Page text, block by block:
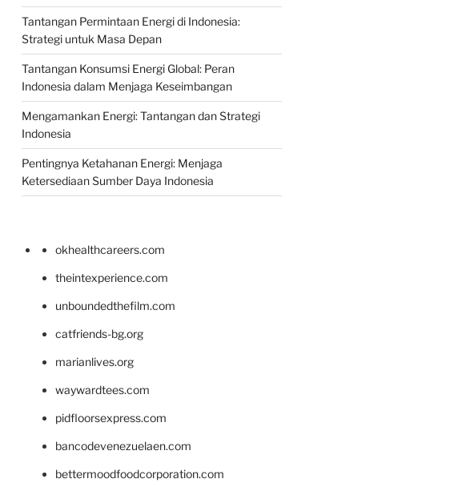
Tantangan Permintaan Energi di Indonesia:
Strategi untuk Masa Depan
Tantangan Konsumsi Energi Global: Peran
Indonesia dalam Menjaga Keseimbangan
Mengamankan Energi: Tantangan dan Strategi
Indonesia
Pentingnya Ketahanan Energi: Menjaga
Ketersediaan Sumber Daya Indonesia
okhealthcareers.com
theintexperience.com
unboundedthefilm.com
catfriends-bg.org
marianlives.org
waywardtees.com
pidfloorsexpress.com
bancodevenezuelaen.com
bettermoodfoodcorporation.com